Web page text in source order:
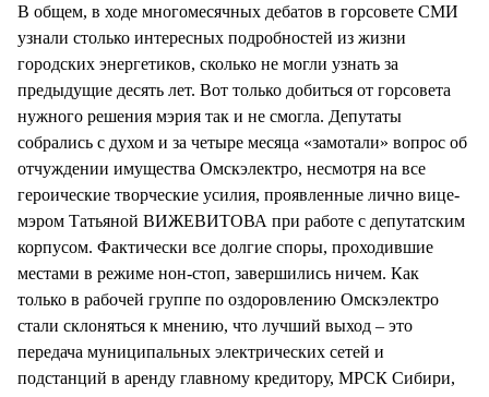
В общем, в ходе многомесячных дебатов в горсовете СМИ
узнали столько интересных подробностей из жизни
городских энергетиков, сколько не могли узнать за
предыдущие десять лет. Вот только добиться от горсовета
нужного решения мэрия так и не смогла. Депутаты
собрались с духом и за четыре месяца «замотали» вопрос об
отчуждении имущества Омскэлектро, несмотря на все
героические творческие усилия, проявленные лично вице-
мэром Татьяной ВИЖЕВИТОВА при работе с депутатским
корпусом. Фактически все долгие споры, проходившие
местами в режиме нон-стоп, завершились ничем. Как
только в рабочей группе по оздоровлению Омскэлектро
стали склоняться к мнению, что лучший выход – это
передача муниципальных электрических сетей и
подстанций в аренду главному кредитору, МРСК Сибири,